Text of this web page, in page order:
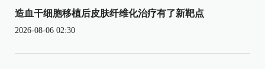
造血干细胞移植后皮肤纤维化治疗有了新靶点
2026-08-06 02:30